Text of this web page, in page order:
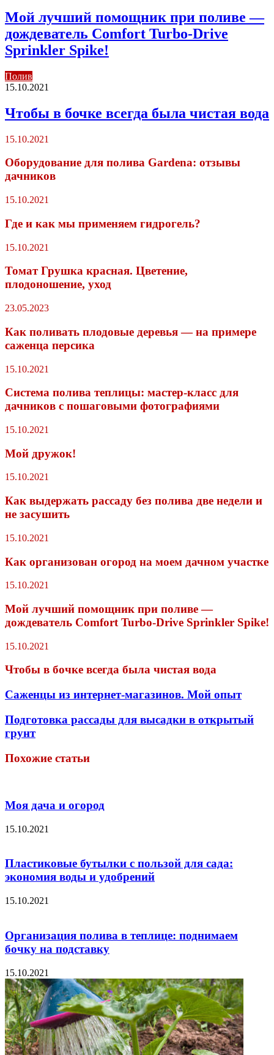
Мой лучший помощник при поливе —
дождеватель Comfort Turbo-Drive
Sprinkler Spike!
Полив
15.10.2021
Чтобы в бочке всегда была чистая вода
15.10.2021
Оборудование для полива Gardena: отзывы
дачников
15.10.2021
Где и как мы применяем гидрогель?
15.10.2021
Томат Грушка красная. Цветение,
плодоношение, уход
23.05.2023
Как поливать плодовые деревья — на примере
саженца персика
15.10.2021
Система полива теплицы: мастер-класс для
дачников с пошаговыми фотографиями
15.10.2021
Мой дружок!
15.10.2021
Как выдержать рассаду без полива две недели и
не засушить
15.10.2021
Как организован огород на моем дачном участке
15.10.2021
Мой лучший помощник при поливе —
дождеватель Comfort Turbo-Drive Sprinkler Spike!
15.10.2021
Чтобы в бочке всегда была чистая вода
Саженцы из интернет-магазинов. Мой опыт
Подготовка рассады для высадки в открытый
грунт
Похожие статьи
Моя дача и огород
15.10.2021
Пластиковые бутылки с пользой для сада:
экономия воды и удобрений
15.10.2021
Организация полива в теплице: поднимаем
бочку на подставку
15.10.2021